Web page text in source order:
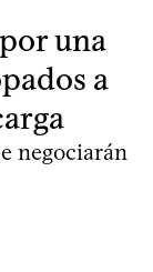
una
a
negociarán